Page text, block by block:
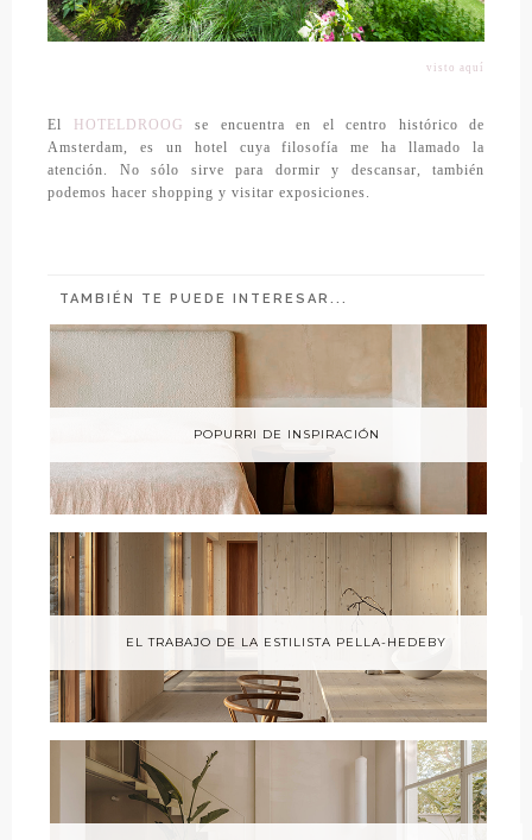
visto aquí
El HOTELDROOG
se encuentra en el centro histórico de
Amsterdam, es un hotel cuya filosofía me ha llamado la
atención. No sólo sirve para dormir y descansar, también
podemos hacer shopping y visitar exposiciones.
TAMBIÉN TE PUEDE INTERESAR...
POPURRI DE INSPIRACIÓN
EL TRABAJO DE LA ESTILISTA PELLA-HEDEBY